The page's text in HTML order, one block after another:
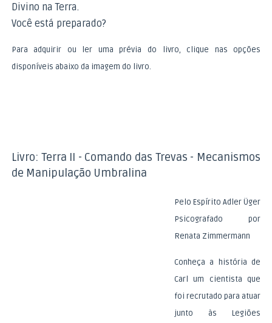
Divino na Terra.
Você está preparado?
Para adquirir ou ler uma prévia do livro, clique nas opções
disponíveis abaixo da imagem do livro.
Livro: Terra II - Comando das Trevas - Mecanismos
de Manipulação Umbralina
Pelo Espírito Adler Üger
Psicografado por
Renata Zimmermann
Conheça a história de
Carl um cientista que
foi recrutado para atuar
junto às Legiões